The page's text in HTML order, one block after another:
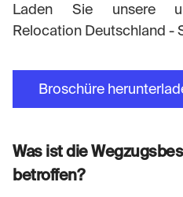
Laden Sie unsere
Relocation Deutschland -
Broschüre
Was ist die
betroffen?